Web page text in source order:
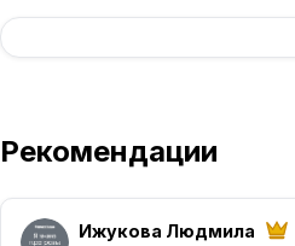
Рекомендации
Ижукова Людмила